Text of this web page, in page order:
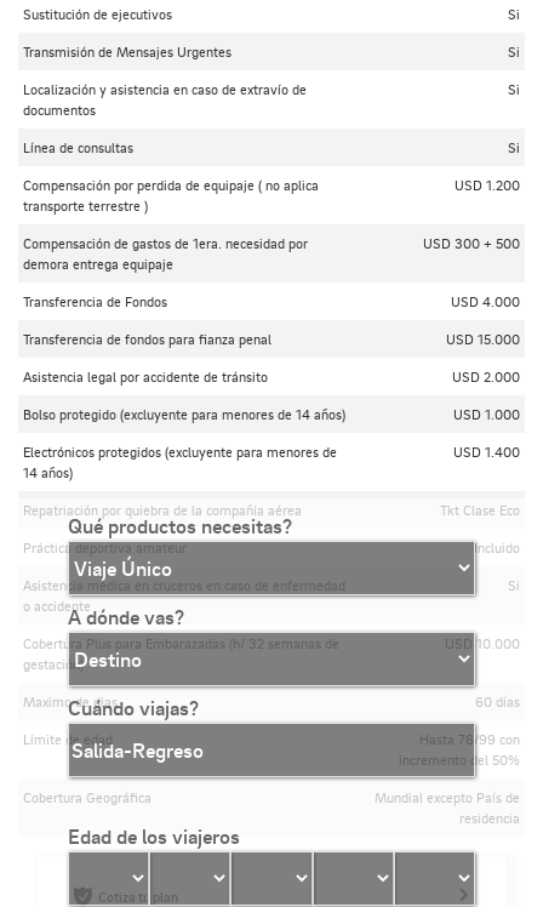
Sustitución de ejecutivos Si
Transmisión de Mensajes Urgentes Si
Localización y asistencia en caso de extravío de
documentos
Si
Línea de consultas Si
Compensación por perdida de equipaje ( no aplica
transporte terrestre )
USD 1.200
Compensación de gastos de 1era. necesidad por
demora entrega equipaje
USD 300 + 500
Transferencia de Fondos USD 4.000
Transferencia de fondos para fianza penal USD 15.000
Asistencia legal por accidente de tránsito USD 2.000
Bolso protegido (excluyente para menores de 14 años) USD 1.000
Electrónicos protegidos (excluyente para menores de
14 años)
USD 1.400
Repatriación por quiebra de la compañía aérea Tkt Clase Eco
Práctica deportiva amateur Incluido
Asistencia médica en cruceros en caso de enfermedad
o accidente
Si
Cobertura Plus para Embarazadas (h/ 32 semanas de
gestación)
USD 10.000
Maximo de dias 60 días
Límite de edad
Hasta 76/99 con
incremento del 50%
Cobertura Geográfica
Mundial excepto País de
residencia
Cotiza tu plan
Qué productos necesitas?
A dónde vas?
Cuándo viajas?
Edad de los viajeros